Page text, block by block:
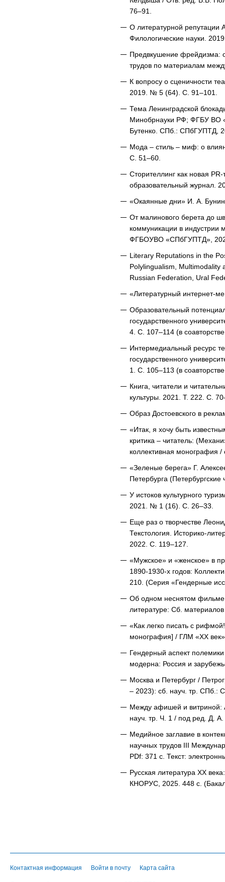
76–91.
О литературной репутации
Филологические науки.
Предвкушение фрейдизма:
трудов по материалам
К вопросу о сценичности
2019. № 5 (64). С. 91–101.
Тема Ленинградской
Минобрнауки РФ; ФГБУ ВО
Бутенко. СПб.: СПбГУПТД,
Мода – стиль – миф: о
С. 51–60.
Сторителлинг как новая
образовательный журнал.
«Окаянные дни» И. А.
От малинового берета до
коммуникации в
ФГБОУВО «СПбГУПТД»,
Literary Reputations in the
Polylingualism, Multimodality
Russian Federation, Ural
«Литературный интернет-
Образовательный
государственного
4. С. 107–114 (в
Интермедиальный ресурс
государственного
1. С. 105–113 (в
Книга, читатели и
культуры. 2021. Т. 222. С.
Образ Достоевского в
«Итак, я хочу быть
критика – читатель:
коллективная монография
«Зеленые берега» Г.
Петербурга
У истоков культурного
2021. № 1 (16). С. 26–33.
Еще раз о творчестве
Текстология. Историко-
2022. С. 119–127.
«Мужское» и «женское» в
1890-1930-х годов:
210. (Серия «Гендерные
Об одном неснятом фильме:
литературе: Сб.
«Как легко писать с
монография] / ГЛМ «XX
Гендерный аспект
модерна: Россия и
Москва и Петербург /
– 2023): сб. науч. тр. СПб.:
Между афишей и витриной:
науч. тр. Ч. 1 / под ред. Д.
Медийное заглавие в
научных трудов III
PDf: 371 с. Текст:
Русская литература ХХ
КНОРУС, 2025. 448 с.
Контактная информация Войти в почту Карта сайта